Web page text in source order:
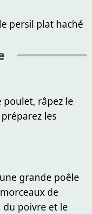
persil plat haché
poulet, râpez le
les
grande poêle
de
du poivre et le